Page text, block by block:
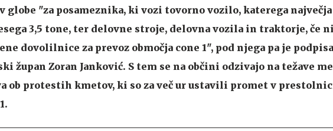
globe "za posameznika, ki vozi tovorno vozilo, katerega
3,5 tone, ter delovne stroje, delovna vozila in traktorje, če
dovolilnice za prevoz območja cone 1", pod njega pa je
župan Zoran Janković. S tem se na občini odzivajo na težave
ob protestih kmetov, ki so za več ur ustavili promet v